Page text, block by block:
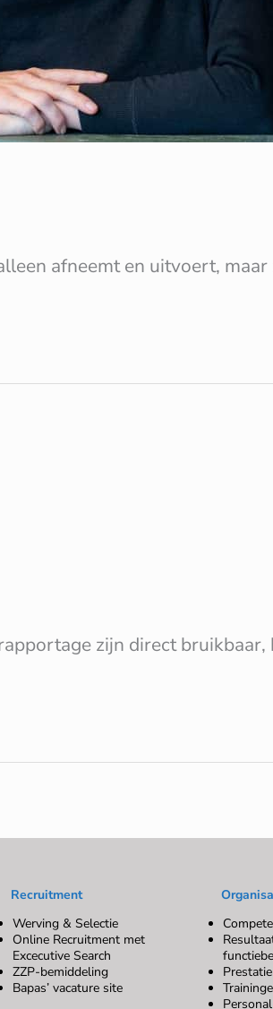
afneemt en uitvoert,
zijn direct
Recruitment
Werving & Selectie
Online Recruitment met
Excecutive Search
ZZP-bemiddeling
Bapas’ vacature site